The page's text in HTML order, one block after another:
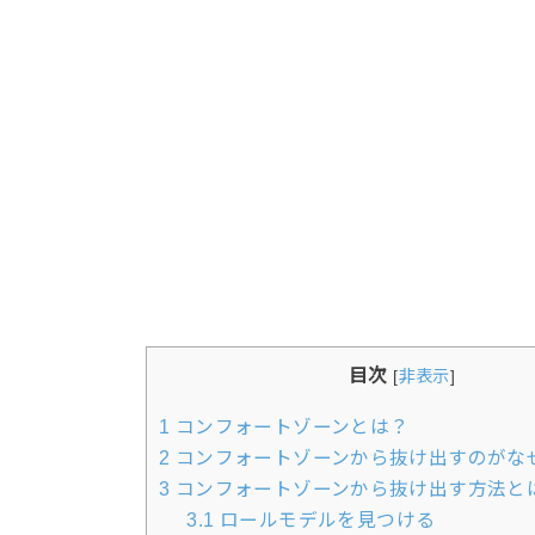
目次 [非表示]
1 コンフォートゾーンとは？
2 コンフォートゾーンから抜け出すのがな
3 コンフォートゾーンから抜け出す方法と
3.1 ロールモデルを見つける